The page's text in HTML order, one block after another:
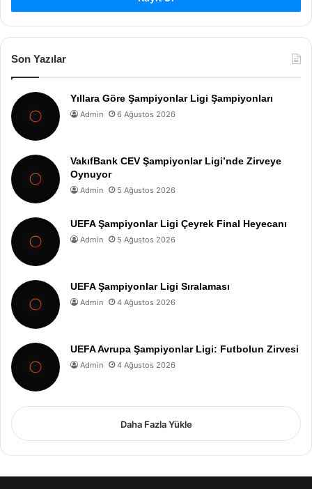
Son Yazılar
Yıllara Göre Şampiyonlar Ligi Şampiyonları
Admin 6 Ağustos 2026
VakıfBank CEV Şampiyonlar Ligi’nde Zirveye
Oynuyor
Admin 5 Ağustos 2026
UEFA Şampiyonlar Ligi Çeyrek Final Heyecanı
Admin 5 Ağustos 2026
UEFA Şampiyonlar Ligi Sıralaması
Admin 4 Ağustos 2026
UEFA Avrupa Şampiyonlar Ligi: Futbolun Zirvesi
Admin 4 Ağustos 2026
Daha Fazla Yükle